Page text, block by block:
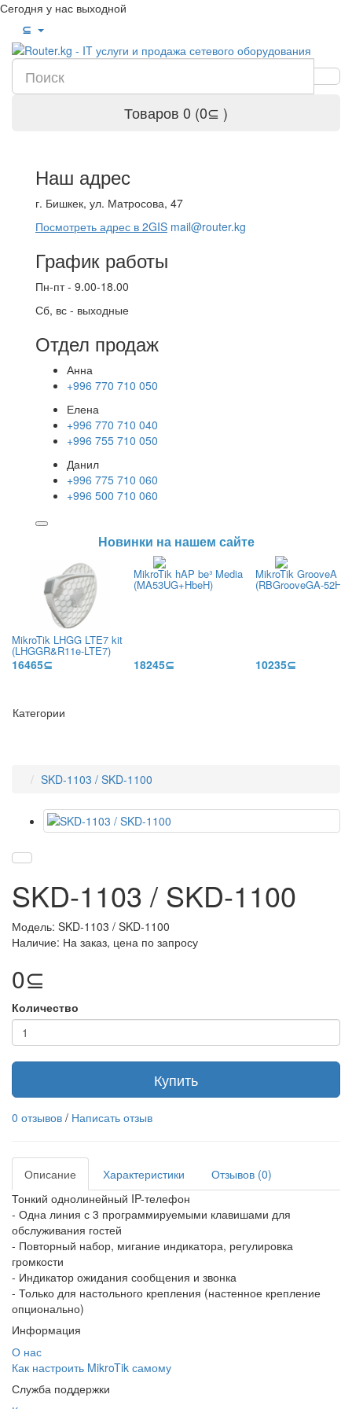
Сегодня у нас выходной
⊆
Товаров 0 (0⊆ )
Наш адрес
г. Бишкек, ул. Матросова, 47
Посмотреть адрес в 2GIS mail@router.kg
График работы
Пн-пт - 9.00-18.00
Сб, вс - выходные
Отдел продаж
Анна
+996 770 710 050
Елена
+996 770 710 040
+996 755 710 050
Данил
+996 775 710 060
+996 500 710 060
Новинки на нашем сайте
MikroTik LHGG LTE7 kit
(LHGGR&R11e-LTE7)
16465⊆
MikroTik hAP be³ Media
(MA53UG+HbeH)
18245⊆
MikroTik GrooveA
(RBGrooveGA-
10235⊆
Категории
SKD-1103 / SKD-1100
SKD-1103 / SKD-1100
Модель: SKD-1103 / SKD-1100
Наличие: На заказ, цена по запросу
0⊆
Количество
Купить
0 отзывов / Написать отзыв
Описание Характеристики
Отзывов (0)
Тонкий однолинейный IP-телефон
- Одна линия с 3 программируемыми клавишами для
обслуживания гостей
- Повторный набор, мигание индикатора, регулировка
громкости
- Индикатор ожидания сообщения и звонка
- Только для настольного крепления (настенное крепление
опционально)
Информация
О нас
Как настроить MikroTik самому
Служба поддержки